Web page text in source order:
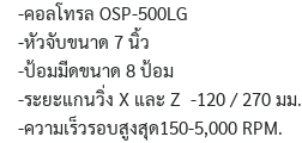
-คอลโทรล OSP-500LG
-หัวจับขนาด 7 นิ้ว
-ป้อมมีดขนาด 8 ป้อม
-ระยะแกนวิ่ง X และ Z -120 / 270 มม.
-ความเร็วรอบสูงสุด150-5,000 RPM.